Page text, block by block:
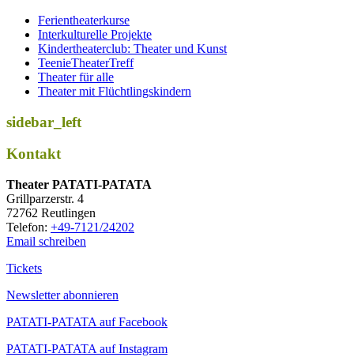
Ferientheaterkurse
Interkulturelle Projekte
Kindertheaterclub: Theater und Kunst
TeenieTheaterTreff
Theater für alle
Theater mit Flüchtlingskindern
sidebar_left
Kontakt
Thea­ter PATATI-PATATA
Grill­par­zer­str. 4
72762 Reutlingen
Tele­fon: +49-7121/24202
Email schreiben
Tickets
Newsletter abonnieren
PATATI-PATATA auf Facebook
PATATI-PATATA auf Instagram